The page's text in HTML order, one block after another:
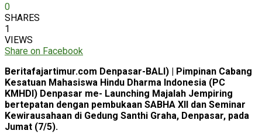
0
SHARES
1
VIEWS
Share on Facebook
Beritafajartimur.com Denpasar-BALI) | Pimpinan Cabang
Kesatuan Mahasiswa Hindu Dharma Indonesia (PC
KMHDI) Denpasar me- Launching Majalah Jempiring
bertepatan dengan pembukaan SABHA XII dan Seminar
Kewirausahaan di Gedung Santhi Graha, Denpasar, pada
Jumat (7/5).